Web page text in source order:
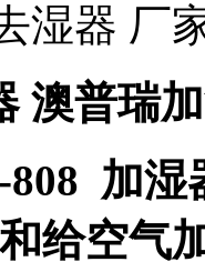
湿器 厂
澳普瑞
加湿
给空气